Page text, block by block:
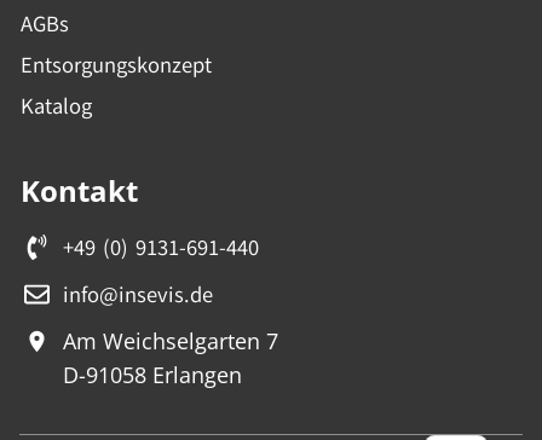
AGBs
Entsorgungskonzept
Katalog
Kontakt
+49 (0) 9131-691-440
info@insevis.de
Am Weichselgarten 7
D-91058 Erlangen